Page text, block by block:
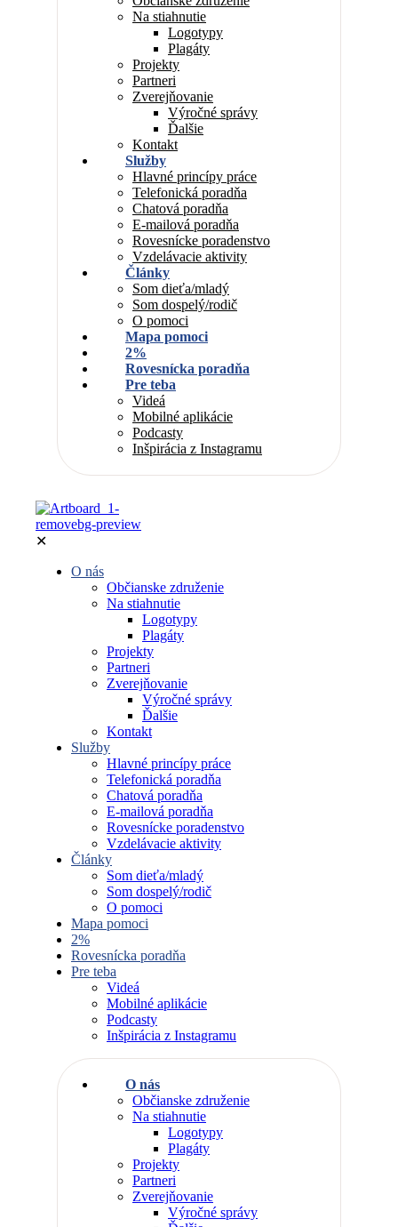
Na stiahnutie
Logotypy
Plagáty
Projekty
Partneri
Zverejňovanie
Výročné správy
Ďalšie
Kontakt
Služby
Hlavné princípy práce
Telefonická poradňa
Chatová poradňa
E-mailová poradňa
Rovesnícke poradenstvo
Vzdelávacie aktivity
Články
Som dieťa/mladý
Som dospelý/rodič
O pomoci
Mapa pomoci
2%
Rovesnícka poradňa
Pre teba
Videá
Mobilné aplikácie
Podcasty
Inšpirácia z Instagramu
✕
O nás
Občianske združenie
Na stiahnutie
Logotypy
Plagáty
Projekty
Partneri
Zverejňovanie
Výročné správy
Ďalšie
Kontakt
Služby
Hlavné princípy práce
Telefonická poradňa
Chatová poradňa
E-mailová poradňa
Rovesnícke poradenstvo
Vzdelávacie aktivity
Články
Som dieťa/mladý
Som dospelý/rodič
O pomoci
Mapa pomoci
2%
Rovesnícka poradňa
Pre teba
Videá
Mobilné aplikácie
Podcasty
Inšpirácia z Instagramu
O nás
Občianske združenie
Na stiahnutie
Logotypy
Plagáty
Projekty
Partneri
Zverejňovanie
Výročné správy